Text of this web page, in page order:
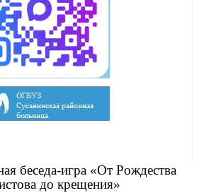
беседа-игра «От Рождества
до крещения»